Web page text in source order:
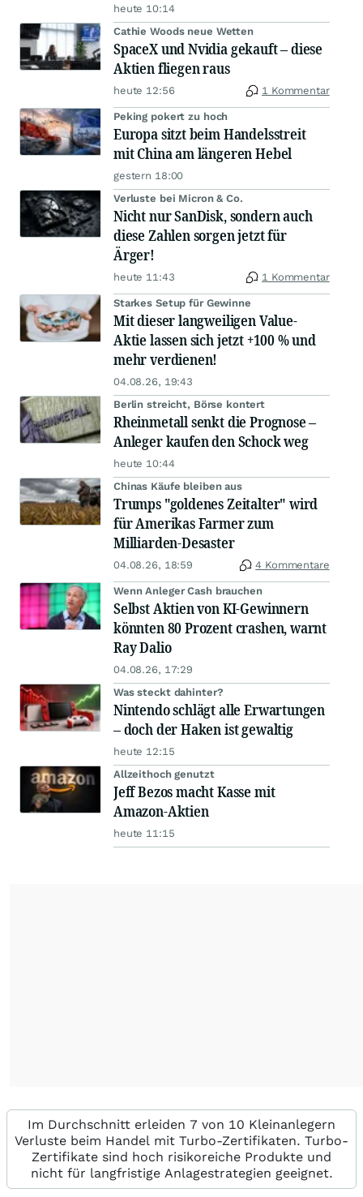
heute 10:14
Cathie Woods neue Wetten
SpaceX und Nvidia gekauft – diese
Aktien fliegen raus
heute 12:56 1 Kommentar
Peking pokert zu hoch
Europa sitzt beim Handelsstreit
mit China am längeren Hebel
gestern 18:00
Verluste bei Micron & Co.
Nicht nur SanDisk, sondern auch
diese Zahlen sorgen jetzt für
Ärger!
heute 11:43 1 Kommentar
Starkes Setup für Gewinne
Mit dieser langweiligen Value-
Aktie lassen sich jetzt +100 % und
mehr verdienen!
04.08.26, 19:43
Berlin streicht, Börse kontert
Rheinmetall senkt die Prognose –
Anleger kaufen den Schock weg
heute 10:44
Chinas Käufe bleiben aus
Trumps "goldenes Zeitalter" wird
für Amerikas Farmer zum
Milliarden-Desaster
04.08.26, 18:59 4 Kommentare
Wenn Anleger Cash brauchen
Selbst Aktien von KI-Gewinnern
könnten 80 Prozent crashen, warnt
Ray Dalio
04.08.26, 17:29
Was steckt dahinter?
Nintendo schlägt alle Erwartungen
– doch der Haken ist gewaltig
heute 12:15
Allzeithoch genutzt
Jeff Bezos macht Kasse mit
Amazon-Aktien
heute 11:15
Im Durchschnitt erleiden 7 von 10 Kleinanlegern
Verluste beim Handel mit Turbo-Zertifikaten. Turbo-
Zertifikate sind hoch risikoreiche Produkte und
nicht für langfristige Anlagestrategien geeignet.